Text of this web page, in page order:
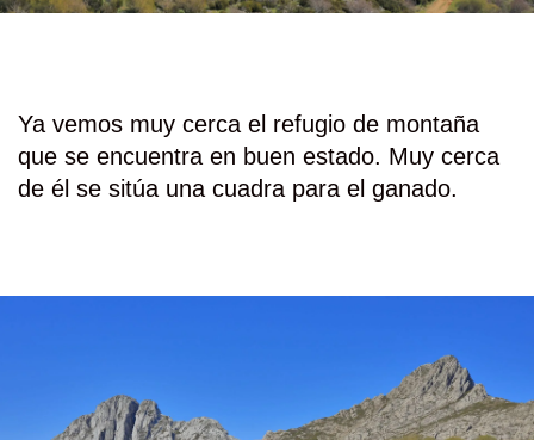
Ya vemos muy cerca el refugio de montaña
que se encuentra en buen estado. Muy cerca
de él se sitúa una cuadra para el ganado.